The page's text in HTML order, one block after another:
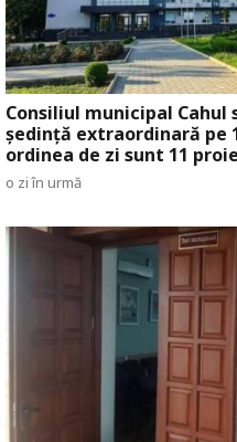
Consiliul municipal Cahul
ședință extraordinară pe
ordinea de zi sunt 11
o zi în urmă